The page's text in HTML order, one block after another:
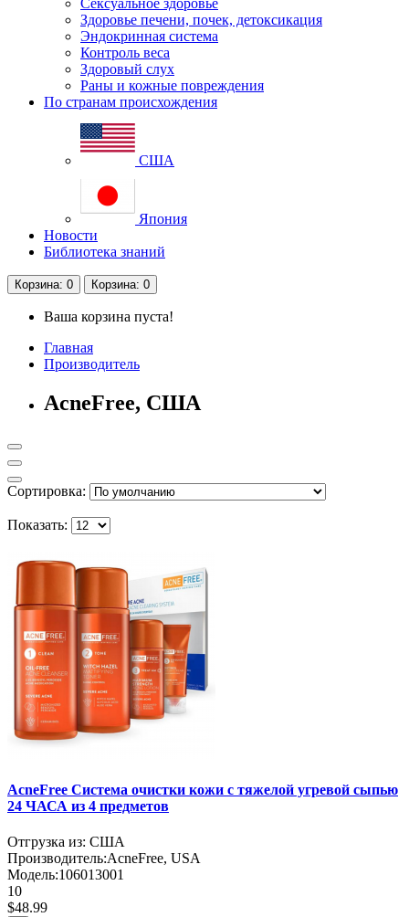
Сексуальное здоровье
Здоровье печени, почек, детоксикация
Эндокринная система
Контроль веса
Здоровый слух
Раны и кожные повреждения
По странам происхождения
США
Япония
Новости
Библиотека знаний
Корзина: 0 Корзина: 0
Ваша корзина пуста!
Главная
Производитель
AcneFree, США
Сортировка:
Показать:
AcneFree Система очистки кожи с тяжелой угревой сыпью
24 ЧАСА из 4 предметов
Отгрузка из: США
Производитель:AcneFree, USA
Модель:106013001
10
$48.99